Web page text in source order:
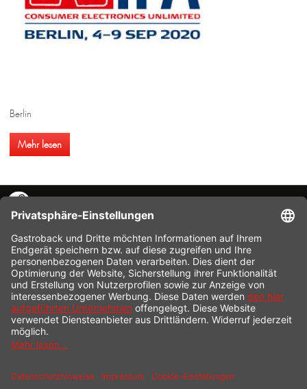
Berlin
Mehr lesen
SERVICE HOTLINE
INFORMATION
SHOP SERVICE